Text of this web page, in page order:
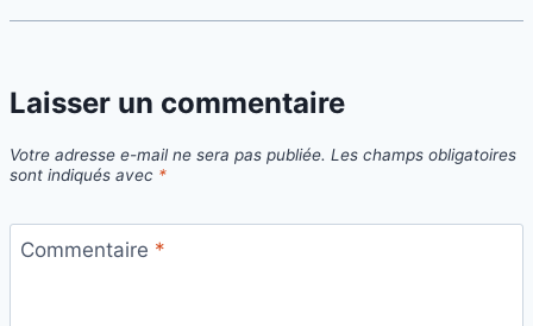
Laisser un commentaire
Votre adresse e-mail ne sera pas publiée. Les champs obligatoires
sont indiqués avec *
Commentaire *